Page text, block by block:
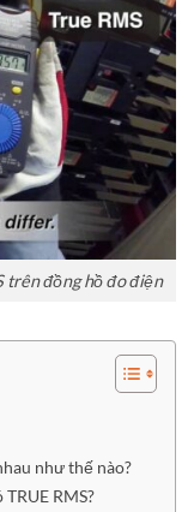
trên đồng hồ đo điện
như thế nào?
RMS?